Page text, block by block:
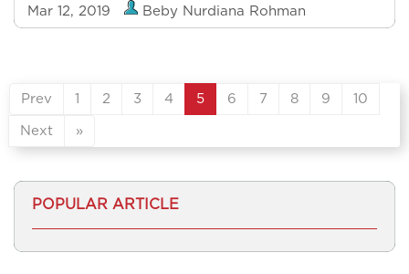
Mar 12, 2019 Beby Nurdiana Rohman
Prev 1 2 3 4 5 6 7 8 9 10
Next »
POPULAR ARTICLE